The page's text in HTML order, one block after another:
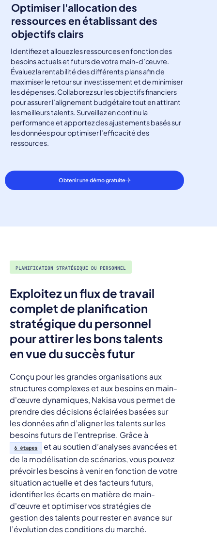
Optimiser l'allocation des
ressources en établissant des
objectifs clairs
Identifiez et allouez les ressources en fonction des
besoins actuels et futurs de votre main-d’œuvre.
Évaluez la rentabilité des différents plans afin de
maximiser le retour sur investissement et de minimiser
les dépenses. Collaborez sur les objectifs financiers
pour assurer l’alignement budgétaire tout en attirant
les meilleurs talents. Surveillez en continu la
performance et apportez des ajustements basés sur
les données pour optimiser l’efficacité des
ressources.
Obtenir une démo gratuite
PLANIFICATION STRATÉGIQUE DU PERSONNEL
Exploitez un flux de travail
complet de planification
stratégique du personnel
pour attirer les bons talents
en vue du succès futur
Conçu pour les grandes organisations aux
structures complexes et aux besoins en main-
d'œuvre dynamiques, Nakisa vous permet de
prendre des décisions éclairées basées sur
les données afin d’aligner les talents sur les
besoins futurs de l’entreprise. Grâce à
et au soutien d’analyses avancées et
de la modélisation de scénarios, vous pouvez
prévoir les besoins à venir en fonction de votre
situation actuelle et des facteurs futurs,
identifier les écarts en matière de main-
d'œuvre et optimiser vos stratégies de
gestion des talents pour rester en avance sur
l’évolution des conditions du marché.